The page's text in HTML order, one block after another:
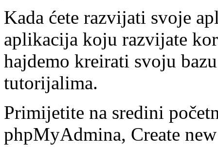
Kada ćete razvijati svoje
aplikacija koju razvijate
hajdemo kreirati svoju
tutorijalima.
Primijetite na sredini
phpMyAdmina, Create